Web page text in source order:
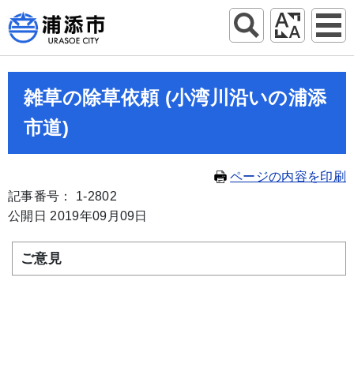
雑草の除草依頼 (小湾川沿いの浦添
市道)
ページの内容を印刷
記事番号： 1-2802
公開日 2019年09月09日
ご意見